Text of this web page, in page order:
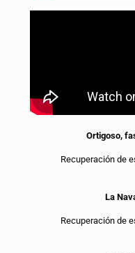
Ortigoso,
Recuperación de
La
Recuperación de